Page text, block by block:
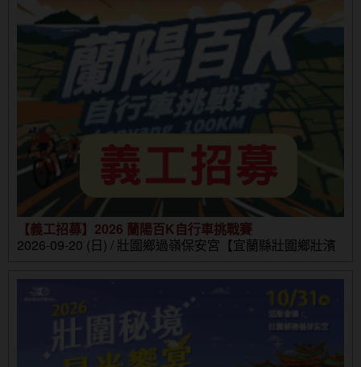
【義工招募】2026 蘭陽百K自行車挑戰賽
2026-09-20 (日) / 壯圍鄉過嶺保安宮【宜蘭縣壯圍鄉壯濱